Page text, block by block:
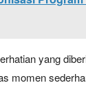
yang
momen